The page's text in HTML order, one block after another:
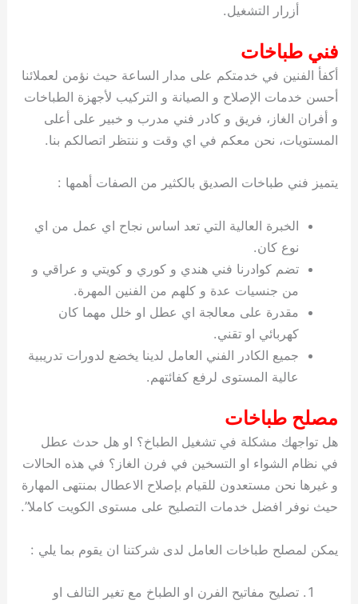
أزرار التشغيل.
فني طباخات
أكفأ الفنين في خدمتكم على مدار الساعة حيث نؤمن لعملائنا
أحسن خدمات الإصلاح و الصيانة و التركيب لأجهزة الطباخات
و أفران الغاز، فريق و كادر فني مدرب و خبير على أعلى
المستويات، نحن معكم في اي وقت و ننتظر اتصالكم بنا.
يتميز فني طباخات الصديق بالكثير من الصفات أهمها :
الخبرة العالية التي تعد اساس نجاح اي عمل من اي
نوع كان.
تضم كوادرنا فني هندي و كوري و كويتي و عراقي و
من جنسيات عدة و كلهم من الفنين المهرة.
مقدرة على معالجة اي عطل او خلل مهما كان
كهربائي او تقني.
جميع الكادر الفني العامل لدينا يخضع لدورات تدريبية
عالية المستوى لرفع كفائتهم.
مصلح طباخات
هل تواجهك مشكلة في تشغيل الطباخ؟ او هل حدث عطل
في نظام الشواء او التسخين في فرن الغاز؟ في هذه الحالات
و غيرها نحن مستعدون للقيام بإصلاح الاعطال بمنتهى المهارة
حيث نوفر افضل خدمات التصليح على مستوى الكويت كاملا”.
يمكن لمصلح طباخات العامل لدى شركتنا ان يقوم بما يلي :
تصليح مفاتيح الفرن او الطباخ مع تغير التالف او